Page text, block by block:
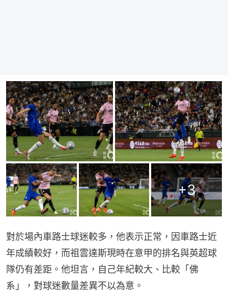
+3
對於場內車路士球迷較多，他表示正常，因車路士近
年成績較好，而祖雲達斯現時在意甲的排名與英超球
隊仍有差距。他坦言，自己年紀較大、比較「佛
系」，對球迷數量差異不以為意。